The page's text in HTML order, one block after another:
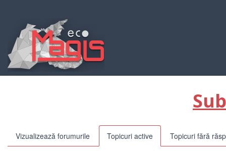
conţinutul
principal
Taburi
Vizualizează forumurile Topicuri active
activ)
Topicuri fără